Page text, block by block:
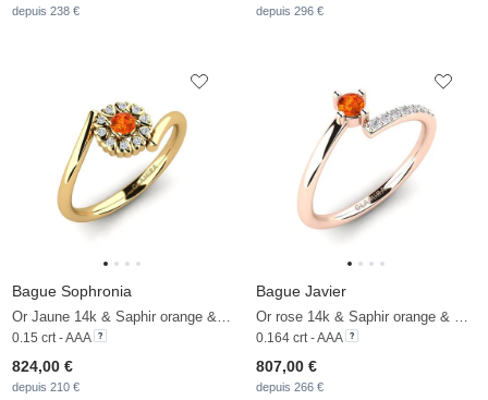
depuis 238 € depuis 296 €
Bague Sophronia
0.15 crt - AAA
824,00 €
depuis 210 €
Bague Javier
0.164 crt - AAA
807,00 €
depuis 266 €